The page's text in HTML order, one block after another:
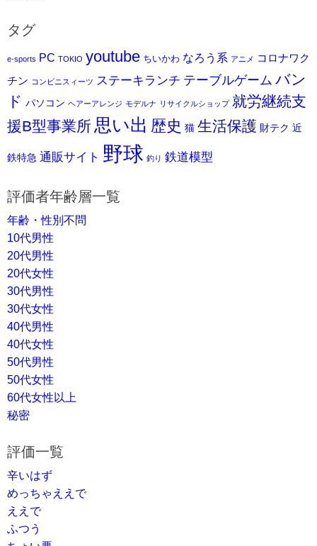
タグ
e-sports PC TOKIO youtube ちいかわ なろう系 アニメ
コロナワク
チン コンビニスィーツ ステーキランチ テーブルゲーム バン
ド パソコン ヘアーアレンジ モデルナ リサイクルショップ 就労継続支
援B型事業所 思い出 歴史 猫 生活保護 財テク 近
鉄特急 通販サイト 野球 釣り 鉄道模型
評価者年齢層一覧
年齢・性別不問
10代男性
20代男性
20代女性
30代男性
30代女性
40代男性
40代女性
50代男性
50代女性
60代女性以上
秘密
評価一覧
辛いはず
めっちゃええで
ええで
ふつう